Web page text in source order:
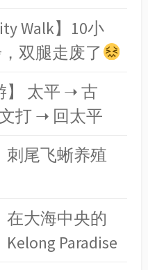
Walk】10小
双腿走废了
】 太平 ➝ 古
打 ➝ 回太平
刺尾飞蜥养殖
在大海中央的
Paradise